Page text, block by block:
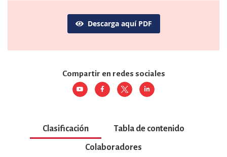
Descarga aquí PDF
Compartir en redes sociales
Clasificación Tabla de contenido
Colaboradores